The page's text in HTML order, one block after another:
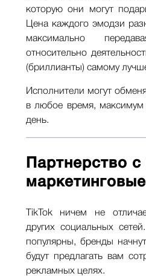
которую они могут
Цена каждого эмодзи
максимально
относительно
(бриллианты) самому
Исполнители могут
в любое время,
день.
Партнерство
TikTok ничем не
других социальных
популярны, бренды
будут предлагать вам
рекламных целях.